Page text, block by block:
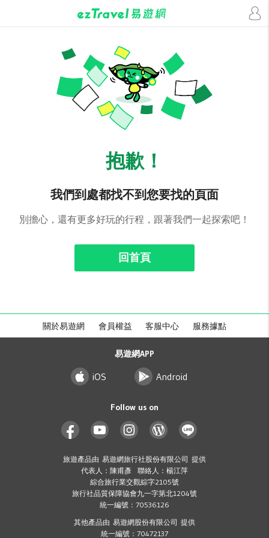
抱歉！
我們到處都找不到您要找的頁面
別擔心，還有更多好玩的行程，跟著我們一起探索吧！
回首頁
關於易遊網 會員權益 客服中心 服務據點
易遊網APP
iOS Android
Follow us on
旅遊產品由 易遊網旅行社股份有限公司 提供
代表人：陳甫彥 聯絡人：楊江萍
綜合旅行業交觀綜字2105號
旅行社品質保障協會九一字第北1204號
統一編號：70536126
其他產品由 易遊網股份有限公司 提供
統一編號：70472137